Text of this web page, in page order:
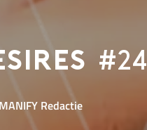
MANIFY Redactie